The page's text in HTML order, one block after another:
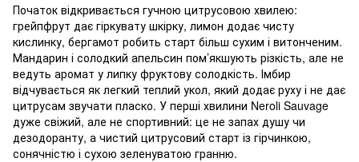
Початок відкривається гучною цитрусовою хвилею:
грейпфрут дає гіркувату шкірку, лимон додає чисту
кислинку, бергамот робить старт більш сухим і витонченим.
Мандарин і солодкий апельсин пом’якшують різкість, але не
ведуть аромат у липку фруктову солодкість. Імбир
відчувається як легкий теплий укол, який додає руху і не дає
цитрусам звучати пласко. У перші хвилини Neroli Sauvage
дуже свіжий, але не спортивний: це не запах душу чи
дезодоранту, а чистий цитрусовий старт із гірчинкою,
сонячністю і сухою зеленуватою гранню.